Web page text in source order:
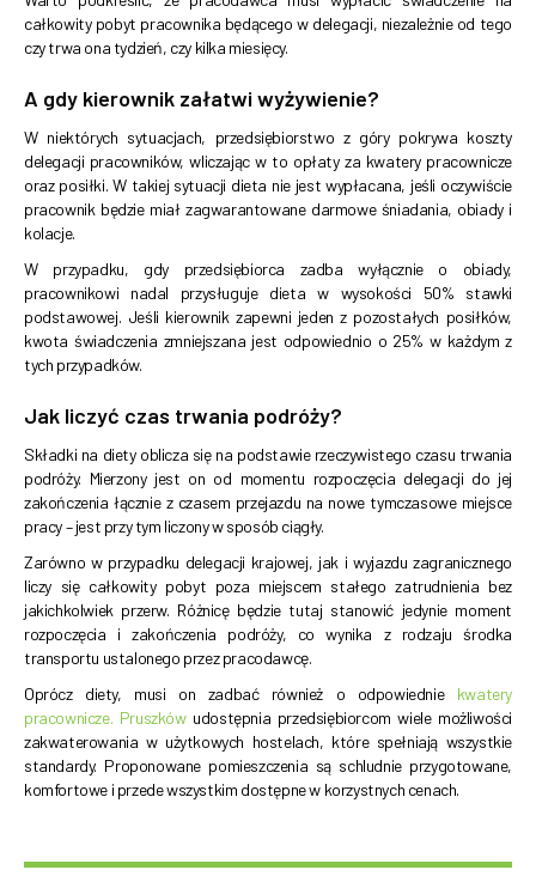
całkowity pobyt pracownika będącego w delegacji, niezależnie od tego
czy trwa ona tydzień, czy kilka miesięcy.
A gdy kierownik załatwi wyżywienie?
W niektórych sytuacjach, przedsiębiorstwo z góry pokrywa koszty
delegacji pracowników, wliczając w to opłaty za kwatery pracownicze
oraz posiłki. W takiej sytuacji dieta nie jest wypłacana, jeśli oczywiście
pracownik będzie miał zagwarantowane darmowe śniadania, obiady i
kolacje.
W przypadku, gdy przedsiębiorca zadba wyłącznie o obiady,
pracownikowi nadal przysługuje dieta w wysokości 50% stawki
podstawowej. Jeśli kierownik zapewni jeden z pozostałych posiłków,
kwota świadczenia zmniejszana jest odpowiednio o 25% w każdym z
tych przypadków.
Jak liczyć czas trwania podróży?
Składki na diety oblicza się na podstawie rzeczywistego czasu trwania
podróży. Mierzony jest on od momentu rozpoczęcia delegacji do jej
zakończenia łącznie z czasem przejazdu na nowe tymczasowe miejsce
pracy – jest przy tym liczony w sposób ciągły.
Zarówno w przypadku delegacji krajowej, jak i wyjazdu zagranicznego
liczy się całkowity pobyt poza miejscem stałego zatrudnienia bez
jakichkolwiek przerw. Różnicę będzie tutaj stanowić jedynie moment
rozpoczęcia i zakończenia podróży, co wynika z rodzaju środka
transportu ustalonego przez pracodawcę.
Oprócz diety, musi on zadbać również o odpowiednie kwatery
pracownicze. Pruszkówudostępnia przedsiębiorcom wiele możliwości
zakwaterowania w użytkowych hostelach, które spełniają wszystkie
standardy. Proponowane pomieszczenia są schludnie przygotowane,
komfortowe i przede wszystkim dostępne w korzystnych cenach.